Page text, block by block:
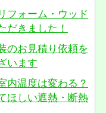
フォーム・ウッド
だきました！
のお見積り依頼を
います
内温度は変わる？
ほしい遮熱・断熱